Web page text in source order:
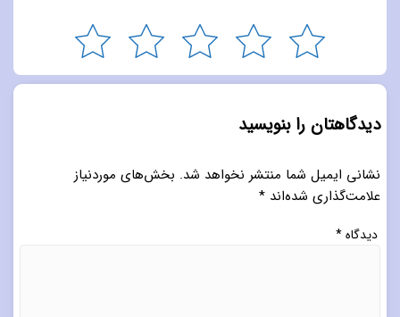
دیدگاهتان را بنویسید
نشانی ایمیل شما منتشر نخواهد شد. بخش‌های موردنیاز
علامت‌گذاری شده‌اند *
دیدگاه*